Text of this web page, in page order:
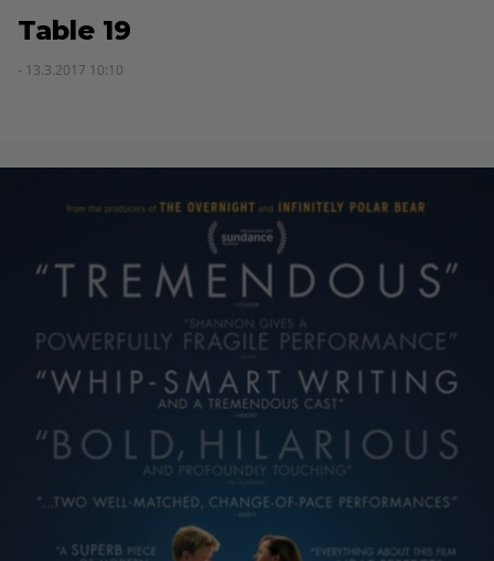
Table 19
- 13.3.2017 10:10